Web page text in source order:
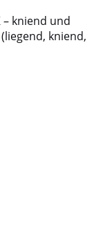
– kniend und
kniend,